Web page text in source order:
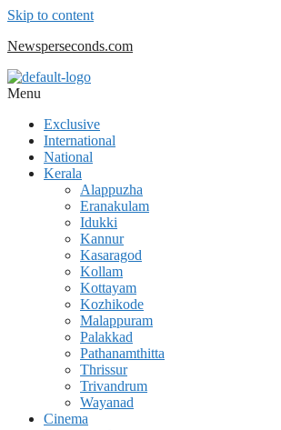
Skip to content
Newsperseconds.com
Menu
Exclusive
International
National
Kerala
Alappuzha
Eranakulam
Idukki
Kannur
Kasaragod
Kollam
Kottayam
Kozhikode
Malappuram
Palakkad
Pathanamthitta
Thrissur
Trivandrum
Wayanad
Cinema